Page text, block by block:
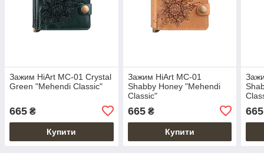
Зажим HiArt MC-01 Crystal
Green "Mehendi Classic"
665 ₴
Купити
Зажим HiArt MC-01
Shabby Honey "Mehendi
Classic"
665₴
Купити
665